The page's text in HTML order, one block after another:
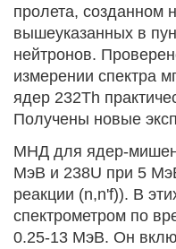
пролета, созданном
вышеуказанных в
нейтронов.
измерении спектра
ядер 232Th
Получены новые
МНД для ядер-
МэВ и 238U при 5
реакции (n,n'f)). В
спектрометром по
0.25-13 МэВ. Он